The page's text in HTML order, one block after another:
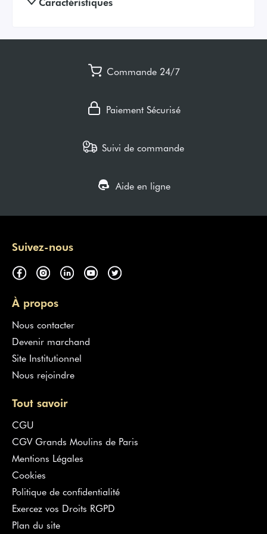
Commande 24/7
Paiement Sécurisé
Suivi de commande
Aide en ligne
Suivez-nous
À propos
Nous contacter
Devenir marchand
Site Institutionnel
Nous rejoindre
Tout savoir
CGU
CGV Grands Moulins de Paris
Mentions Légales
Cookies
Politique de confidentialité
Exercez vos Droits RGPD
Plan du site